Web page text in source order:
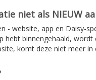
niet als NIEUW
- website, app en Daisy-
hebt binnengehaald,
komt deze niet meer